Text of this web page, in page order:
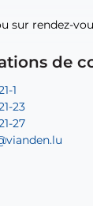
sur rendez-
de
1
23
27
sur rendez-
20
22
31 d’eau) : 83